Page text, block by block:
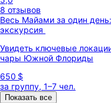
8 отзывов
Весь Майами за один
экскурсия
Увидеть ключевые
чары Южной Флориды
650 $
за группу, 1–7 чел.
Показать все